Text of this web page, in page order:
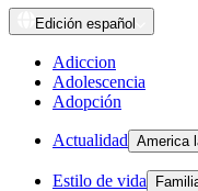
Edición español
Adiccion
Adolescencia
Adopción
Actualidad America
Estilo de vida